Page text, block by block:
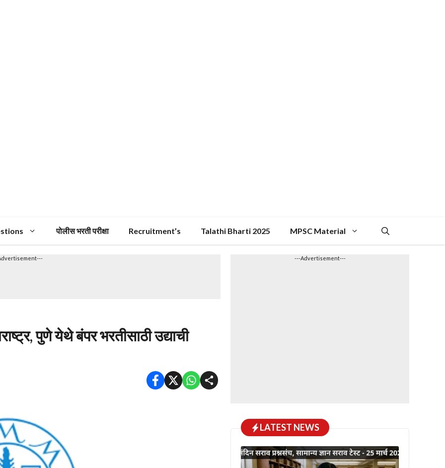
पोलीस भरती परीक्षा Recruitment’s Talathi Bharti 2025 MPSC Material
पुणे येथे बंपर भरतीसाठी उद्याची
---Advertisement---
LATEST NEWS